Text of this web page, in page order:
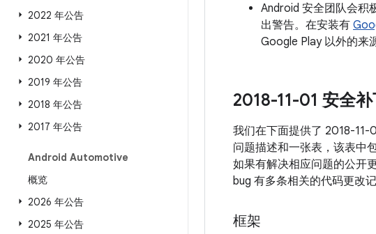
2022 年公告
2021 年公告
2020 年公告
2019 年公告
2018 年公告
2017 年公告
Android Automotive
概览
2026 年公告
2025 年公告
Android 安全团队会积
出警告。在安装有
Google Play 以外的来
2018-11-01 安全
我们在下面提供了 2018-11-
问题描述和一张表，该表中
如果有解决相应问题的公开
bug 有多条相关的代码更改
框架